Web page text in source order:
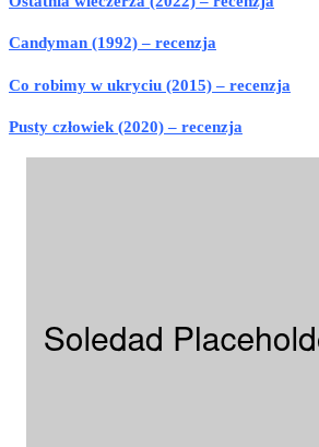
Candyman (1992) – recenzja
Co robimy w ukryciu (2015) – recenzja
Pusty człowiek (2020) – recenzja